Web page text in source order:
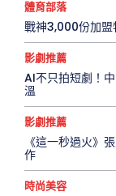
體育部落
戰神3,000份加
影劇推薦
AI不只拍短劇！
溫
影劇推薦
《這一秒過火》
作
時尚美容